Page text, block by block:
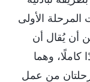
الأولى
أن يُقال أن
وهما
من عمل